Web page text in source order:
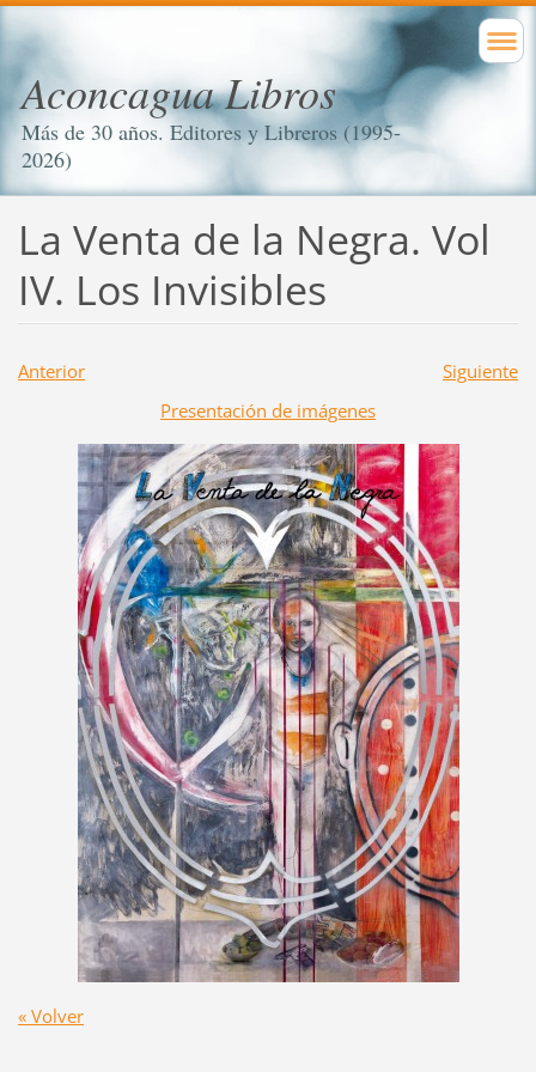
Aconcagua Libros
Más de 30 años. Editores y Libreros (1995-
2026)
La Venta de la Negra. Vol
IV. Los Invisibles
Anterior
Siguiente
Presentación de imágenes
« Volver